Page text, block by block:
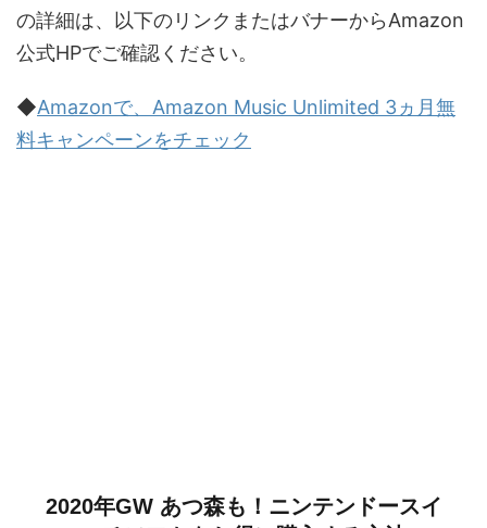
の詳細は、以下のリンクまたはバナーからAmazon
公式HPでご確認ください。
◆Amazonで、Amazon Music Unlimited 3ヵ月無
料キャンペーンをチェック
2020年GW あつ森も！ニンテンドースイ